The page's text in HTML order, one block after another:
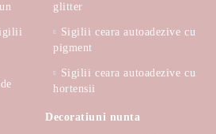
glitter
Sigilii ceara autoadezive cu
pigment
Sigilii ceara autoadezive cu
hortensii
Decoratiuni nunta